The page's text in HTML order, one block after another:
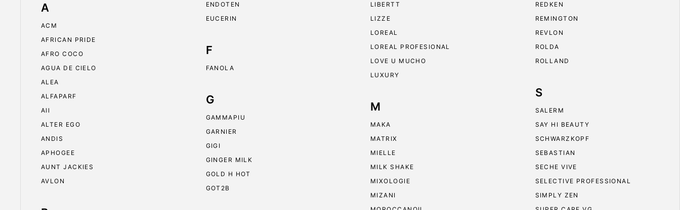
A
ACM
AFRICAN PRIDE
AFRO COCO
AGUA DE CIELO
ALEA
ALFAPARF
All
ALTER EGO
ANDIS
APHOGEE
AUNT JACKIES
AVLON
ENDOTEN
EUCERIN
F
FANOLA
G
GAMMAPIU
GARNIER
GIGI
GINGER MILK
GOLD H HOT
GOT2B
LIBERTT
LIZZE
LOREAL
LOREAL PROFESIONAL
LOVE U MUCHO
LUXURY
M
MAKA
MATRIX
MIELLE
MILK SHAKE
MIXOLOGIE
MIZANI
REDKEN
REMINGTON
REVLON
ROLDA
ROLLAND
S
SALERM
SAY HI BEAUTY
SCHWARZKOPF
SEBASTIAN
SECHE VIVE
SELECTIVE PROFESSIONAL
SIMPLY ZEN